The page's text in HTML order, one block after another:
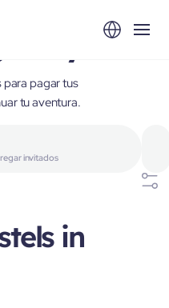
pagar tus
tu aventura.
invitados
in